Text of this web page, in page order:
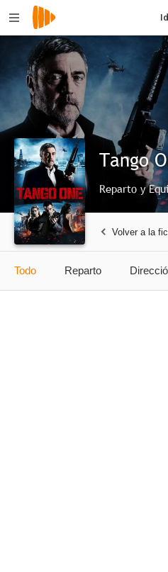
Tango
Reparto y
Volver a la
Todo Reparto